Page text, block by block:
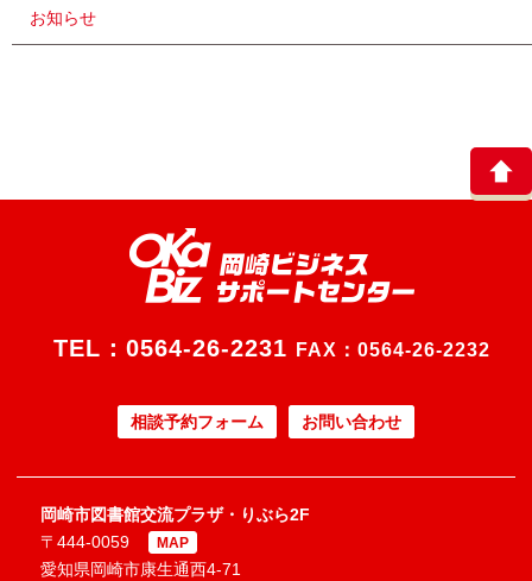
お知らせ
TEL： 0564-26-2231 FAX：0564-26-2232
相談予約フォーム お問い合わせ
岡崎市図書館交流プラザ・りぶら2F
〒444-0059
MAP
愛知県岡崎市康生通西4-71